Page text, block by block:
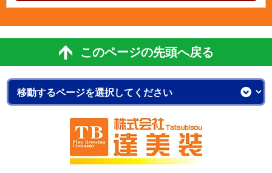
このページの先頭へ戻る